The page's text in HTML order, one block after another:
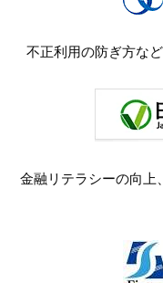
不正利用の防ぎ方な
金融リテラシーの向上